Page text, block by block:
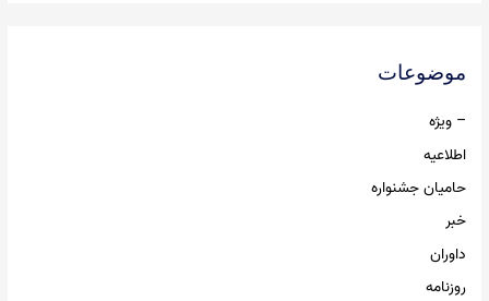
موضوعات
– ویژه
اطلاعیه
حامیان جشنواره
خبر
داوران
روزنامه